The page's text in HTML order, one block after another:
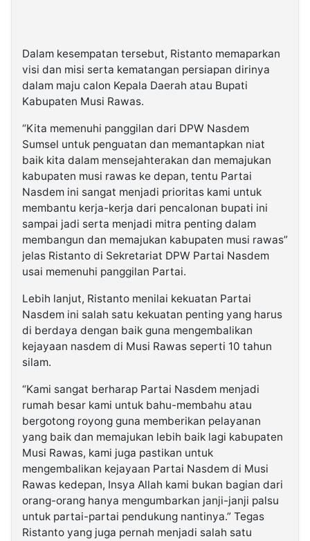
Dalam kesempatan tersebut, Ristanto memaparkan
visi dan misi serta kematangan persiapan dirinya
dalam maju calon Kepala Daerah atau Bupati
Kabupaten Musi Rawas.
“Kita memenuhi panggilan dari DPW Nasdem
Sumsel untuk penguatan dan memantapkan niat
baik kita dalam mensejahterakan dan memajukan
kabupaten musi rawas ke depan, tentu Partai
Nasdem ini sangat menjadi prioritas kami untuk
membantu kerja-kerja dari pencalonan bupati ini
sampai jadi serta menjadi mitra penting dalam
membangun dan memajukan kabupaten musi rawas”
jelas Ristanto di Sekretariat DPW Partai Nasdem
usai memenuhi panggilan Partai.
Lebih lanjut, Ristanto menilai kekuatan Partai
Nasdem ini salah satu kekuatan penting yang harus
di berdaya dengan baik guna mengembalikan
kejayaan nasdem di Musi Rawas seperti 10 tahun
silam.
“Kami sangat berharap Partai Nasdem menjadi
rumah besar kami untuk bahu-membahu atau
bergotong royong guna memberikan pelayanan
yang baik dan memajukan lebih baik lagi kabupaten
Musi Rawas, kami juga pastikan untuk
mengembalikan kejayaan Partai Nasdem di Musi
Rawas kedepan, Insya Allah kami bukan bagian dari
orang-orang hanya mengumbarkan janji-janji palsu
untuk partai-partai pendukung nantinya.” Tegas
Ristanto yang juga pernah menjadi salah satu